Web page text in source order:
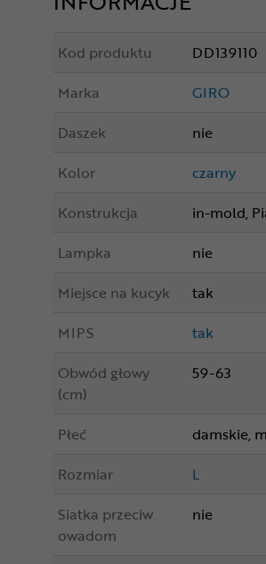
Kod produktu
DD139110
Marka
GIRO
Daszek
nie
Kolor
czarny
Konstrukcja
in-mold,
Lampka
nie
Miejsce na kucyk
tak
MIPS
tak
Obwód głowy
(cm)
59-63
Płeć
damskie,
Rozmiar
L
Siatka przeciw
owadom
nie